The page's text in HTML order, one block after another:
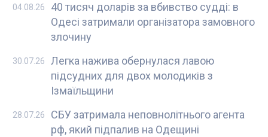
40 тисяч доларів за вбивство судді: в
Одесі затримали організатора замовного
злочину
04.08.26
Легка нажива обернулася лавою
підсудних для двох молодиків з
Ізмаїльщини
30.07.26
СБУ затримала неповнолітнього агента
рф, який підпалив на Одещині
28.07.26